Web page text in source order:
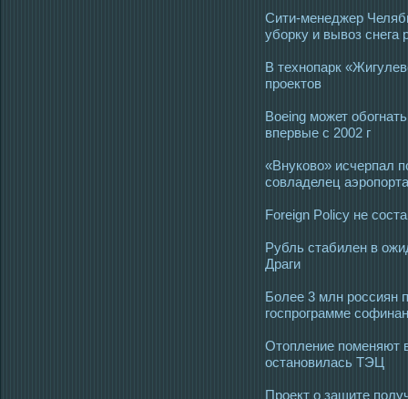
Сити-менеджер
уборку и вывоз
В технопарк
проектов
Boeing может
впервые с 2002 г
«Внуково» исчерпал
совладелец аэропорта
Foreign Policy не
Рубль стабилен в
Драги
Более 3 млн россиян
госпрограмме
Отопление поменяют
остановилась ТЭЦ
Проект о защите